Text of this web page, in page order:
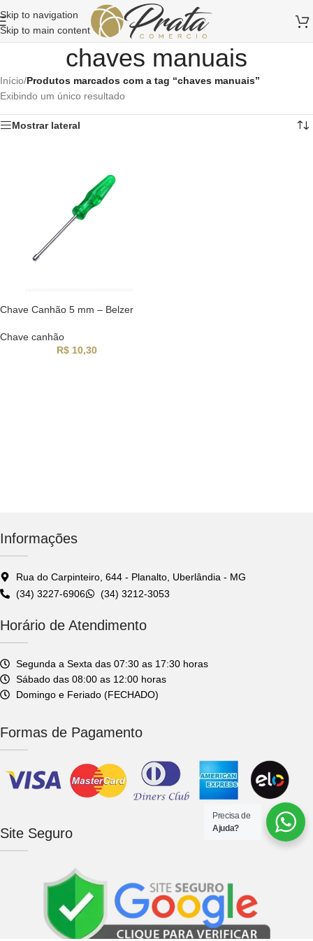
Skip to navigation
Skip to main content
chaves manuais
Início/Produtos marcados com a tag “chaves manuais”
Exibindo um único resultado
Mostrar lateral
Chave Canhão 5 mm – Belzer
Chave canhão
R$10,30
Informações
Rua do Carpinteiro, 644 - Planalto, Uberlândia - MG
(34) 3227-6906
(34) 3212-3053
Horário de Atendimento
Segunda a Sexta das 07:30 as 17:30 horas
Sábado das 08:00 as 12:00 horas
Domingo e Feriado (FECHADO)
Formas de Pagamento
Site Seguro
Precisa de
Ajuda?